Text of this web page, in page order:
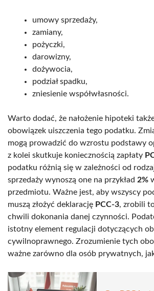
umowy sprzedaży,
zamiany,
pożyczki,
darowizny,
dożywocia,
podział spadku,
zniesienie współwłasności.
Warto dodać, że nałożenie hipoteki
obowiązek uiszczenia tego podatku.
mogą prowadzić do wzrostu podstawy
z kolei skutkuje koniecznością zapłaty
podatku różnią się w zależności od
sprzedaży wynoszą one na przykład 2%
przedmiotu. Ważne jest, aby wszyscy
muszą złożyć deklarację PCC-3, zrobili
chwili dokonania danej czynności.
istotny element regulacji dotyczących
cywilnoprawnego. Zrozumienie tych
ważne zarówno dla osób prywatnych,